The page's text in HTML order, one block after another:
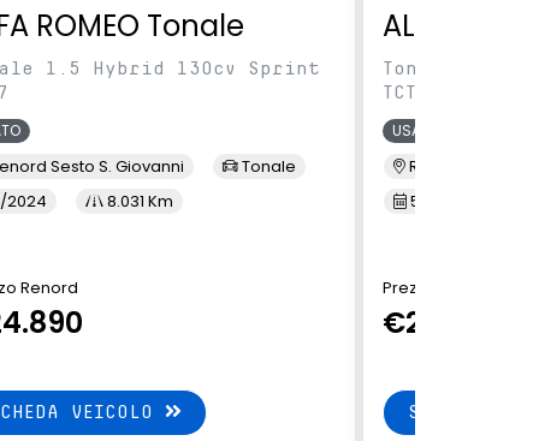
ROMEO Tonale
1.5 Hybrid 130cv Sprint
Sesto S. Giovanni
Tonale
2024
8.031 Km
Renord
VEICOLO
ALFA
Tonale 1.5
TCT7
USATO
Renord
5/2024
Prezzo Renord
€24.890
SCHEDA